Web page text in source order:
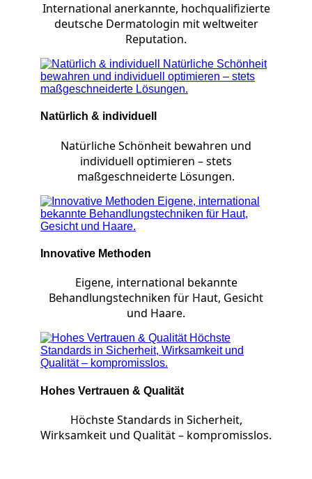
International anerkannte, hochqualifizierte
deutsche Dermatologin mit weltweiter
Reputation.
Natürlich & individuell
Natürliche Schönheit bewahren und
individuell optimieren – stets
maßgeschneiderte Lösungen.
Innovative Methoden
Eigene, international bekannte
Behandlungstechniken für Haut, Gesicht
und Haare.
Hohes Vertrauen & Qualität
Höchste Standards in Sicherheit,
Wirksamkeit und Qualität – kompromisslos.